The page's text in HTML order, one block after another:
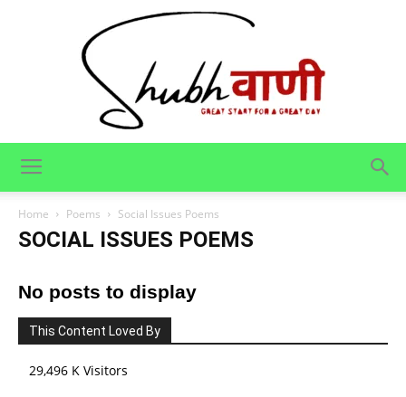
Home Poems Social Issues Poems
SOCIAL ISSUES POEMS
No posts to display
This Content Loved By
29,496 K Visitors